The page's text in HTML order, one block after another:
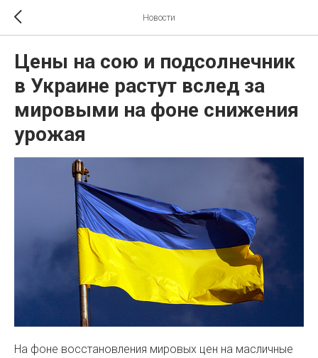
Новости
Цены на сою и подсолнечник
в Украине растут вслед за
мировыми на фоне снижения
урожая
На фоне восстановления мировых цен на масличные